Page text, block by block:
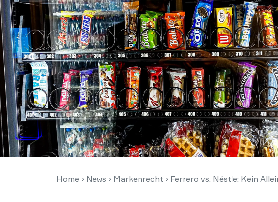
Home › News › Markenrecht › Ferrero vs. Néstle: Kein